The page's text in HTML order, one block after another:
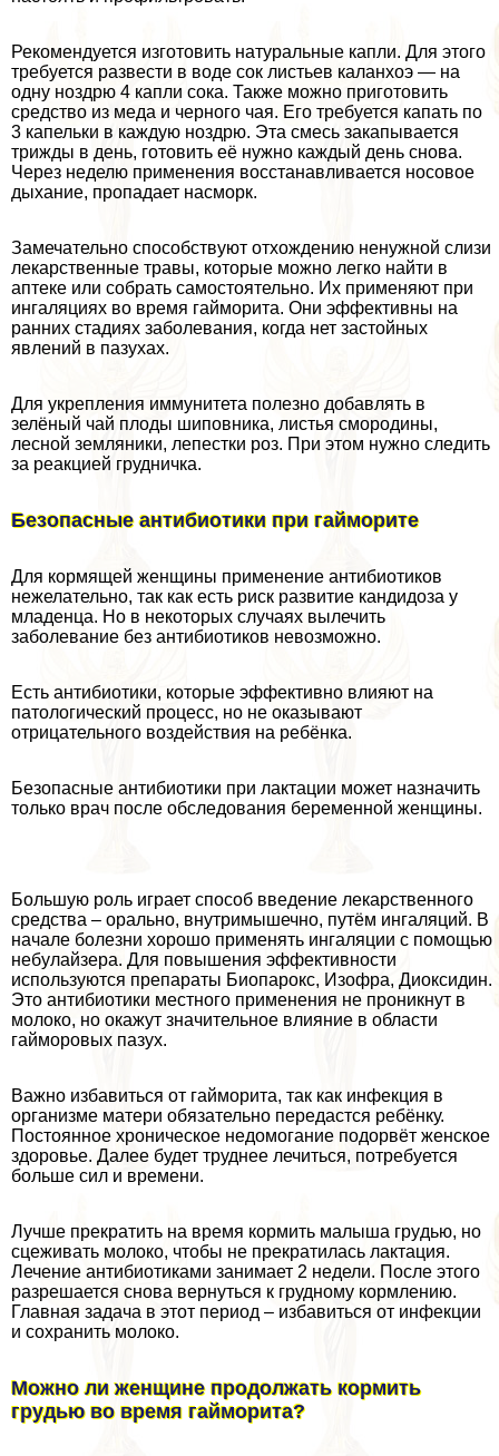
Рекомендуется изготовить натуральные капли. Для этого
требуется развести в воде сок листьев каланхоэ — на
одну ноздрю 4 капли сока. Также можно приготовить
средство из меда и черного чая. Его требуется капать по
3 капельки в каждую ноздрю. Эта смесь закапывается
трижды в день, готовить её нужно каждый день снова.
Через неделю применения восстанавливается носовое
дыхание, пропадает насморк.
Замечательно способствуют отхождению ненужной слизи
лекарственные травы, которые можно легко найти в
аптеке или собрать самостоятельно. Их применяют при
ингаляциях во время гайморита. Они эффективны на
ранних стадиях заболевания, когда нет застойных
явлений в пазухах.
Для укрепления иммунитета полезно добавлять в
зелёный чай плоды шиповника, листья смородины,
лесной земляники, лепестки роз. При этом нужно следить
за реакцией грудничка.
Безопасные антибиотики при гайморите
Для кормящей женщины применение антибиотиков
нежелательно, так как есть риск развитие кандидоза у
младенца. Но в некоторых случаях вылечить
заболевание без антибиотиков невозможно.
Есть антибиотики, которые эффективно влияют на
патологический процесс, но не оказывают
отрицательного воздействия на ребёнка.
Безопасные антибиотики при лактации может назначить
только врач после обследования беременной женщины.
Большую роль играет способ введение лекарственного
средства – opaльно, внутримышечно, путём ингаляций. В
начале болезни хорошо применять ингаляции с помощью
небулайзера. Для повышения эффективности
используются препараты Биопарокс, Изофра, Диоксидин.
Это антибиотики местного применения не проникнут в
молоко, но окажут значительное влияние в области
гайморовых пазух.
Важно избавиться от гайморита, так как инфекция в
организме матери обязательно передастся ребёнку.
Постоянное хроническое недомогание подорвёт женское
здоровье. Далее будет труднее лечиться, потребуется
больше сил и времени.
Лучше прекратить на время кормить малыша гpyдью, но
сцеживать молоко, чтобы не прекратилась лактация.
Лечение антибиотиками занимает 2 недели. После этого
разрешается снова вернуться к грудному кормлению.
Главная задача в этот период – избавиться от инфекции
и сохранить молоко.
Можно ли женщине продолжать кормить
гpyдью во время гайморита?